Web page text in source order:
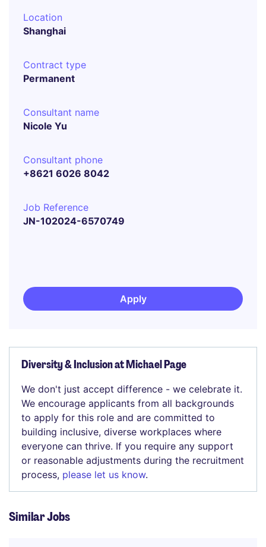
Location
Shanghai
Contract type
Permanent
Consultant name
Nicole Yu
Consultant phone
+8621 6026 8042
Job Reference
JN-102024-6570749
Apply
Diversity & Inclusion at Michael Page
We don't just accept difference - we celebrate it.
We encourage applicants from all backgrounds
to apply for this role and are committed to
building inclusive, diverse workplaces where
everyone can thrive. If you require any support
or reasonable adjustments during the recruitment
process, please let us know.
Similar Jobs